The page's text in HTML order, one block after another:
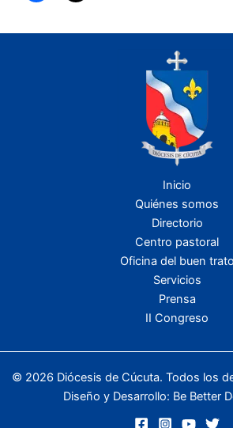
Inicio
Quiénes somos
Directorio
Centro pastoral
Oficina del buen trato
Servicios
Prensa
II Congreso
© 2026 Diócesis de Cúcuta. Todos los
Diseño y Desarrollo: Be Better